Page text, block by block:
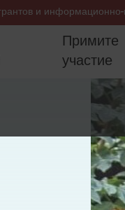
и информационно-
Примите
участие